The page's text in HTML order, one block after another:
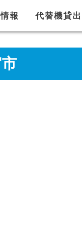
報 代替機貸出